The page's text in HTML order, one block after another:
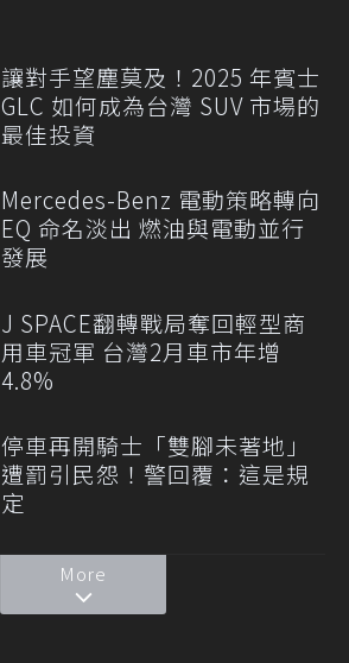
讓對手望塵莫及！2025 年賓士
GLC 如何成為台灣 SUV 市場的
最佳投資
Mercedes-Benz 電動策略轉向
EQ 命名淡出 燃油與電動並行
發展
J SPACE翻轉戰局奪回輕型商
用車冠軍 台灣2月車市年增
4.8%
停車再開騎士「雙腳未著地」
遭罰引民怨！警回覆：這是規
定
More